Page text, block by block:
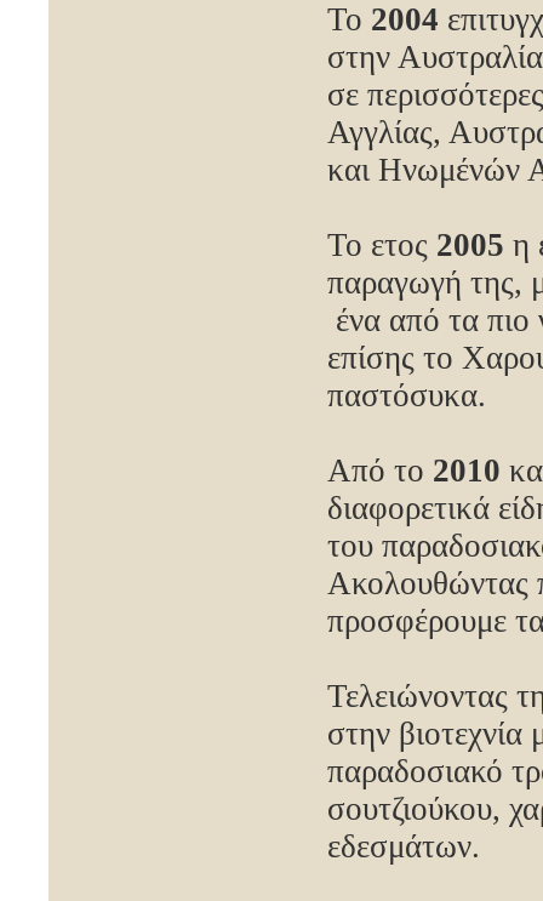
Το 2004
στην
σε
Αγγλίας,
και Ηνωμένών
Το ετος 2005 η
παραγωγή της,
ένα από τα
επίσης το
παστόσυκα.
Από το 2010
διαφορετικά
του
Ακολουθώντας
προσφέρουμε
Τελειώνοντας
στην
παραδοσιακό
σουτζιούκου,
εδεσμάτων.